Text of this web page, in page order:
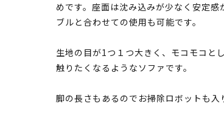
めです。座面は沈み込みが少なく安定
ブルと合わせての使用も可能です。
生地の目が1つ１つ大きく、モコモコと
触りたくなるようなソファです。
脚の長さもあるのでお掃除ロボットも入